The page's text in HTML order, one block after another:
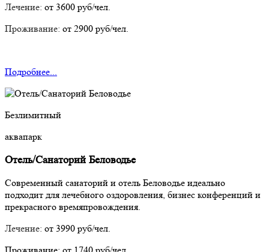
Лечение: от 3600 руб/чел.
Проживание: от 2900 руб/чел.
Подробнее...
Безлимитный
аквапарк
Отель/Санаторий Беловодье
Современный санаторий и отель Беловодье идеально
подходит для лечебного оздоровления, бизнес конференций и
прекрасного времяпровождения.
Лечение: от 3990 руб/чел.
Проживание: от 1740 руб/чел.